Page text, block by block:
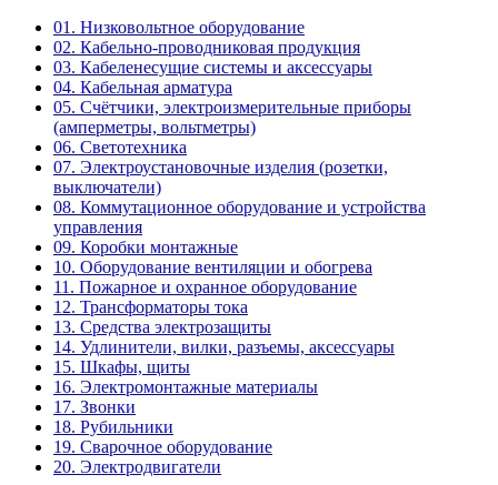
01. Низковольтное оборудование
02. Кабельно-проводниковая продукция
03. Кабеленесущие системы и аксессуары
04. Кабельная арматура
05. Счётчики, электроизмерительные приборы
(амперметры, вольтметры)
06. Светотехника
07. Электроустановочные изделия (розетки,
выключатели)
08. Коммутационное оборудование и устройства
управления
09. Коробки монтажные
10. Оборудование вентиляции и обогрева
11. Пожарное и охранное оборудование
12. Трансформаторы тока
13. Средства электрозащиты
14. Удлинители, вилки, разъемы, аксессуары
15. Шкафы, щиты
16. Электромонтажные материалы
17. Звонки
18. Рубильники
19. Сварочное оборудование
20. Электродвигатели